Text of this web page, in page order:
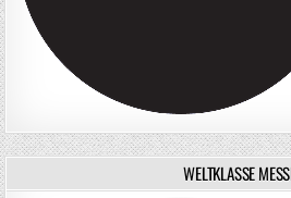
WELTKLASSE